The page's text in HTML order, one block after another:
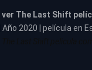
ver The Last Shift
| Año 2020 | película en